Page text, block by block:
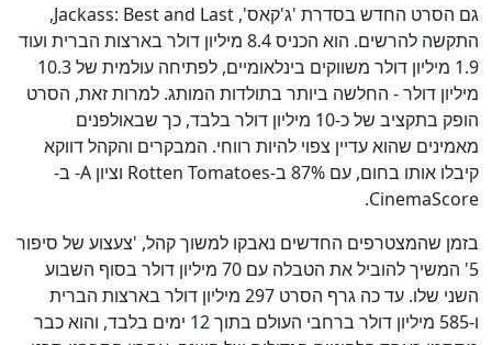
גם הסרט החדש בסדרת 'ג'קאס', Jackass: Best and Last,
התקשה להרשים. הוא הכניס 8.4 מיליון דולר בארצות הברית ועוד
1.9 מיליון דולר משווקים בינלאומיים, לפתיחה עולמית של 10.3
מיליון דולר - החלשה ביותר בתולדות המותג. למרות זאת, הסרט
הופק בתקציב של כ-10 מיליון דולר בלבד, כך שבאולפנים
מאמינים שהוא עדיין צפוי להיות רווחי. המבקרים והקהל דווקא
קיבלו אותו בחום, עם 87% ב-Rotten Tomatoes וציון A- ב-
CinemaScore.
בזמן שהמצטרפים החדשים נאבקו למשוך קהל, 'צעצוע של סיפור
5' המשיך להוביל את הטבלה עם 70 מיליון דולר בסוף השבוע
השני שלו. עד כה גרף הסרט 297 מיליון דולר בארצות הברית
ו-585 מיליון דולר ברחבי העולם בתוך 12 ימים בלבד, והוא כבר